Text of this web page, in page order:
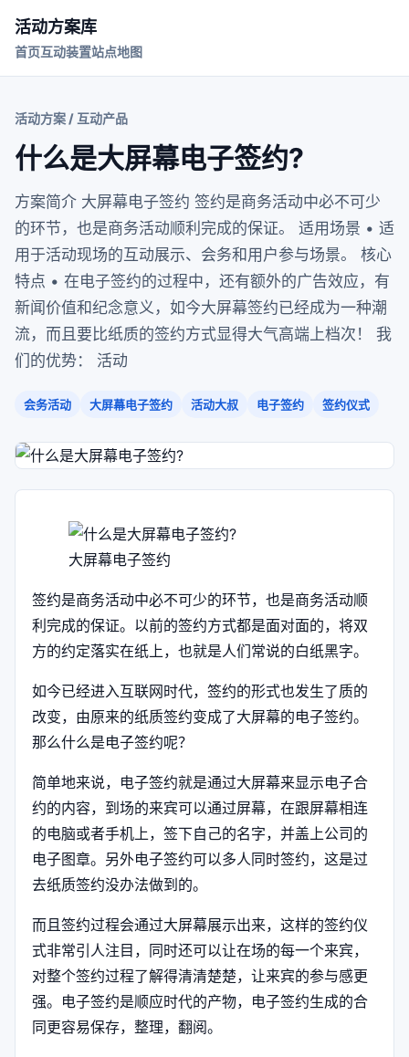
活动方案库
首页互动装置站点地图
活动方案 / 互动产品
什么是大屏幕电子签约?
方案简介 大屏幕电子签约 签约是商务活动中必不可少
的环节，也是商务活动顺利完成的保证。 适用场景 • 适
用于活动现场的互动展示、会务和用户参与场景。 核心
特点 • 在电子签约的过程中，还有额外的广告效应，有
新闻价值和纪念意义，如今大屏幕签约已经成为一种潮
流，而且要比纸质的签约方式显得大气高端上档次！ 我
们的优势： 活动
会务活动 大屏幕电子签约 活动大叔 电子签约 签约仪式
大屏幕电子签约
签约是商务活动中必不可少的环节，也是商务活动顺
利完成的保证。以前的签约方式都是面对面的，将双
方的约定落实在纸上，也就是人们常说的白纸黑字。
如今已经进入互联网时代，签约的形式也发生了质的
改变，由原来的纸质签约变成了大屏幕的电子签约。
那么什么是电子签约呢？
简单地来说，电子签约就是通过大屏幕来显示电子合
约的内容，到场的来宾可以通过屏幕，在跟屏幕相连
的电脑或者手机上，签下自己的名字，并盖上公司的
电子图章。另外电子签约可以多人同时签约，这是过
去纸质签约没办法做到的。
而且签约过程会通过大屏幕展示出来，这样的签约仪
式非常引人注目，同时还可以让在场的每一个来宾，
对整个签约过程了解得清清楚楚，让来宾的参与感更
强。电子签约是顺应时代的产物，电子签约生成的合
同更容易保存，整理，翻阅。